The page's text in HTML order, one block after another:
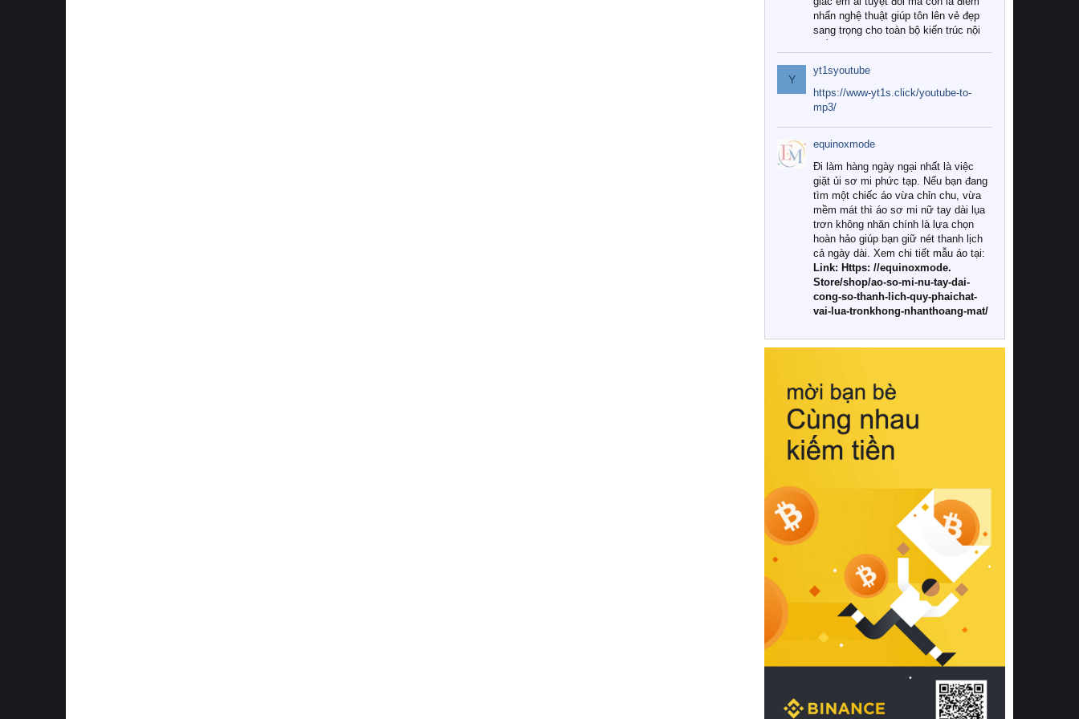
nhấn nghệ thuật giúp tôn lên vẻ đẹp
sang trọng cho toàn bộ kiến trúc nội
Tuy nhiên, giữa thị trường đa dạng
với vô vàn thương hiệu và mẫu mã
như hiện nay, làm thế nào để chọn
được những bộ chăn ga gối đệm cao
cấp thực sự chất lượng, phù hợp với
khí hậu và nhu cầu sử dụng của gia
đình? Hãy cùng chúng tôi đi tìm lời
giải đáp chi tiết qua bài viết dưới đây.
1. Tại sao các gia đình hiện đại lại ưa
chuộng chăn ga gối đệm cao cấp?
Khác với các dòng sản phẩm thông
thường, những bộ chăn ga gối đệm
cao cấp trải qua quy trình sản xuất
nghiêm ngặt từ khâu chọn lọc nguyên
liệu tự nhiên đến công nghệ dệt
nhuộm hiện đại không chứa hóa chất
này, bạn sẽ cảm nhận rõ rệt sự khác
hồi chuẩn xác của phần đệm nâng đỡ
cột sống.
Bên cạnh đó, việc lựa chọn các dòng
sản phẩm đạt chuẩn chất lượng quốc
tế còn giúp ngăn ngừa tình trạng kích
khuẩn và nấm mốc trong điều kiện
thời tiết nóng ẩm. Bạn có thể tìm hiểu
thêm các nghiên cứu khoa học về tác
động của giấc ngủ và môi trường
phòng ngủ đối với sức khỏe con
người tại Sleep Foundation (External
Link) để có cái nhìn toàn diện hơn.
2. Các tiêu chí vàng khi lựa chọn
chăn ga gối đệm cao cấp cho phòng
ngủ
Để sở hữu một bộ chăn ga gối đệm
cao cấp hoàn hảo cả về thẩm mỹ lẫn
công năng, người tiêu dùng cần cân
nhắc kỹ lưỡng các tiêu chí quan trọng
Y
yt1syoutube
https://www-yt1s.click/youtube-to-
mp3/
equinoxmode
Đi làm hàng ngày ngại nhất là việc
giặt ủi sơ mi phức tạp. Nếu bạn đang
tìm một chiếc áo vừa chỉn chu, vừa
mềm mát thì áo sơ mi nữ tay dài lụa
trơn không nhăn chính là lựa chọn
hoàn hảo giúp bạn giữ nét thanh lịch
cả ngày dài. Xem chi tiết mẫu áo tại:
Link: Https: //equinoxmode.
Store/shop/ao-so-mi-nu-tay-dai-
cong-so-thanh-lich-quy-phaichat-
vai-lua-tronkhong-nhanthoang-mat/